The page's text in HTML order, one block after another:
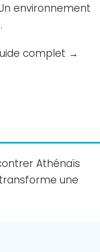
environnement
complet →
Athénaïs
une